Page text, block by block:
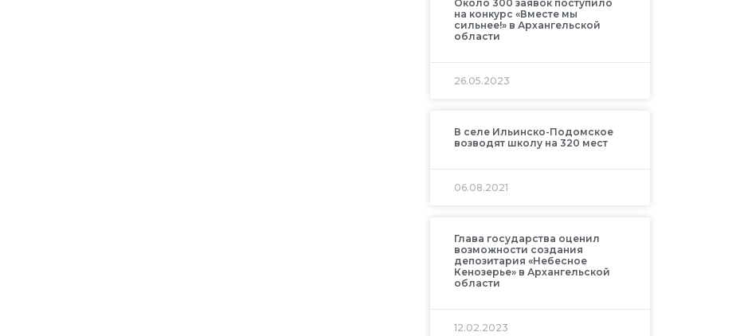
Около 300 заявок поступило
на конкурс «Вместе мы
сильнее!» в Архангельской
области
26.05.2023
В селе Ильинско-Подомское
возводят школу на 320 мест
06.08.2021
Глава государства оценил
возможности создания
депозитария «Небесное
Кенозерье» в Архангельской
области
12.02.2023